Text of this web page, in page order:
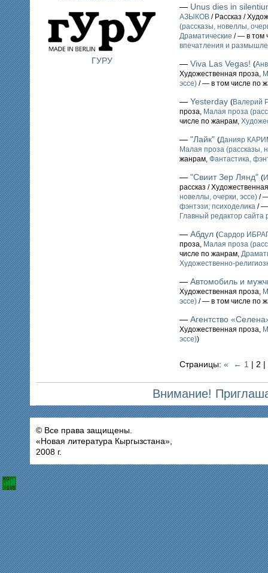
ГУРУ
— Unus dies in
АЗЫКОВ / Рассказ /
(рассказы, новеллы,
Драматические / — в том
впечатления и
— Viva Las Vegas! (
Художественная проза,
эссе) / — в том числе по
— Yesterday (Валерий
проза, Малая проза
числе по жанрам,
— "Лайк" (Данияр
Малая проза (рассказы,
жанрам, Фантастика,
— "Свиит Зер Лянд" (
рассказ /
новеллы, очерки, эссе) /
фэнтэзи; психоделика / —
Главный редактор сайта
— Абдул (Сардор
проза, Малая проза
числе по жанрам,
Художественно-
— Автомобиль и
Художественная проза,
эссе) / — в том числе по
— Агентство
Художественная проза,
эссе))
Страницы: « ← 1 | 2 |
Внимание!
© Все права защищены.
«Новая литература Кыргызстана»,
2008 г.